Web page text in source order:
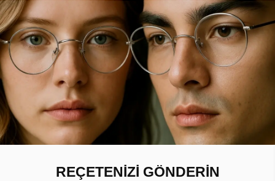
REÇETENİZİ GÖNDERİN